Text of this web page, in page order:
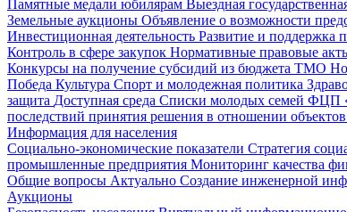
Памятные медали юбилярам Выездная
Земельные аукционы Объявление о возможности
Инвестиционная деятельность Развитие и поддержка
Контроль в сфере закупок Нормативные правовые
Конкурсы на получение субсидий из бюджета ТМО
Победа Культура Спорт и молодежная политика
защита Доступная среда Списки молодых семей ФЦП
последствий принятия решения в отношении
Информация для населения
Социально-экономические показатели Стратегия
промышленные предприятия Мониторинг качества
Общие вопросы Актуально Создание инженерной
Аукционы